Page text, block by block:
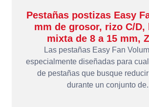
Pestañas postizas Easy
mm de grosor, rizo C/D,
mixta de 8 a 15 mm,
Las pestañas Easy Fan
especialmente diseñadas para
de pestañas que busque
durante un conjunto